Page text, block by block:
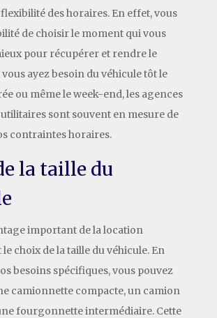
des horaires. En effet, vous
de choisir le moment qui vous
pour récupérer et rendre le
ayez besoin du véhicule tôt le
ou même le week-end, les agences
sont souvent en mesure de
contraintes horaires.
la taille du
important de la location
le choix de la taille du véhicule. En
besoins spécifiques, vous pouvez
camionnette compacte, un camion
fourgonnette intermédiaire. Cette